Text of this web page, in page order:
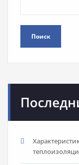
Поиск